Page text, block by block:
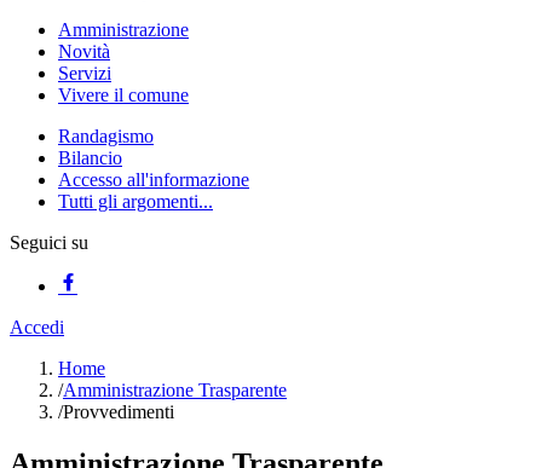
Amministrazione
Novità
Servizi
Vivere il comune
Randagismo
Bilancio
Accesso all'informazione
Tutti gli argomenti...
Seguici su
Accedi
Home
/Amministrazione Trasparente
/Provvedimenti